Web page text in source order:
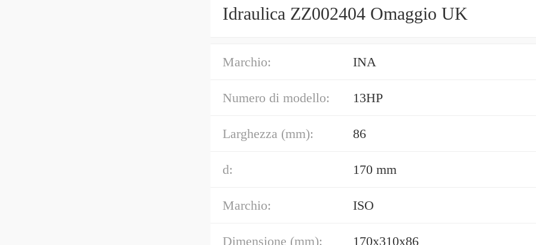
Idraulica ZZ002404 Omaggio UK
Marchio: INA
Numero di modello: 13HP
Larghezza (mm): 86
d: 170 mm
Marchio: ISO
Dimensione (mm): 170x310x86